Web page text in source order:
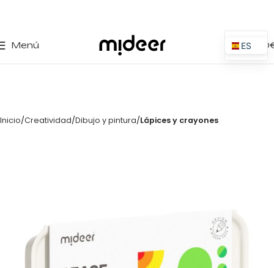
Menú 0,00
Inicio Creatividad Dibujo y pintura Lápices y crayones
ES
EN